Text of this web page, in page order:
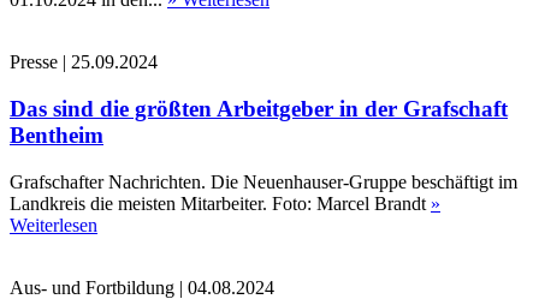
Presse | 25.09.2024
Das sind die größten Arbeitgeber in der Grafschaft
Bentheim
Grafschafter Nachrichten. Die Neuenhauser-Gruppe beschäftigt im
Landkreis die meisten Mitarbeiter. Foto: Marcel Brandt »
Weiterlesen
Aus- und Fortbildung | 04.08.2024